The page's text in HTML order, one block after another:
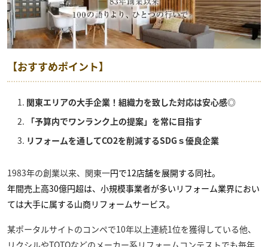
【おすすめポイント】
関東エリアの大手企業！組織力を致した対応は安心感◎
「予算内でワンランク上の提案」を常に目指す
リフォームを通してCO2を削減するSDGｓ優良企業
1983年の創業以来、関東一円で12店舗を展開する同社。
年間売上高30億円超は、小規模事業者が多いリフォーム業界におい
ては大手に属する山商リフォームサービス。
某ポータルサイトのコンペで10年以上連続1位を獲得している他、